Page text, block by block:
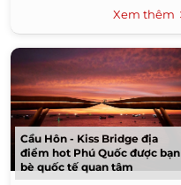
Xem thêm
Cầu Hôn - Kiss Bridge địa
điểm hot Phú Quốc được bạn
bè quốc tế quan tâm